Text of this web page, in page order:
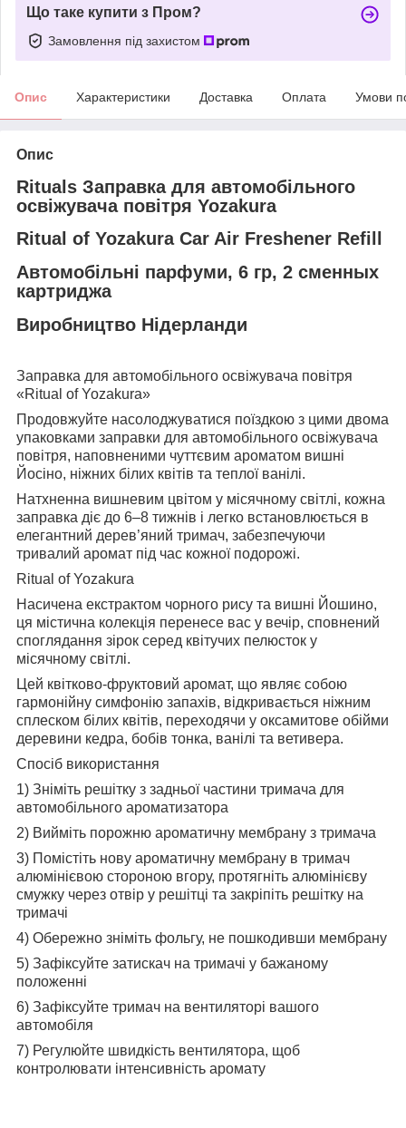
Що таке купити з Пром?
Замовлення під захистом
Опис Характеристики Доставка Оплата Умови
Опис
Rituals Заправка для автомобільного
освіжувача повітря Yozakura
Ritual of Yozakura Car Air Freshener Refill
Автомобільні парфуми, 6 гр, 2 сменных
картриджа
Виробництво Нідерланди
Заправка для автомобільного освіжувача повітря
«Ritual of Yozakura»
Продовжуйте насолоджуватися поїздкою з цими двома
упаковками заправки для автомобільного освіжувача
повітря, наповненими чуттєвим ароматом вишні
Йосіно, ніжних білих квітів та теплої ванілі.
Натхненна вишневим цвітом у місячному світлі, кожна
заправка діє до 6–8 тижнів і легко встановлюється в
елегантний дерев’яний тримач, забезпечуючи
тривалий аромат під час кожної подорожі.
Ritual of Yozakura
Насичена екстрактом чорного рису та вишні Йошино,
ця містична колекція перенесе вас у вечір, сповнений
споглядання зірок серед квітучих пелюсток у
місячному світлі.
Цей квітково-фруктовий аромат, що являє собою
гармонійну симфонію запахів, відкривається ніжним
сплеском білих квітів, переходячи у оксамитове обійми
деревини кедра, бобів тонка, ванілі та ветивера.
Спосіб використання
1) Зніміть решітку з задньої частини тримача для
автомобільного ароматизатора
2) Вийміть порожню ароматичну мембрану з тримача
3) Помістіть нову ароматичну мембрану в тримач
алюмінієвою стороною вгору, протягніть алюмінієву
смужку через отвір у решітці та закріпіть решітку на
тримачі
4) Обережно зніміть фольгу, не пошкодивши мембрану
5) Зафіксуйте затискач на тримачі у бажаному
положенні
6) Зафіксуйте тримач на вентиляторі вашого
автомобіля
7) Регулюйте швидкість вентилятора, щоб
контролювати інтенсивність аромату